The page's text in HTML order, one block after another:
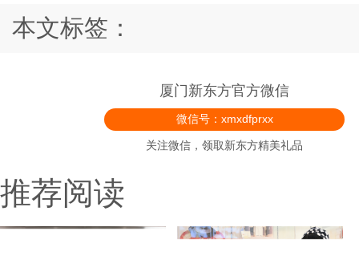
本文标签：
厦门新东方官方微信
微信号：xmxdfprxx
关注微信，领取新东方精美礼品
推荐阅读